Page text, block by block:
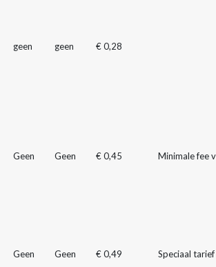
geen geen € 0,28
Geen Geen € 0,45 Minimale fee
Geen Geen € 0,49 Speciaal